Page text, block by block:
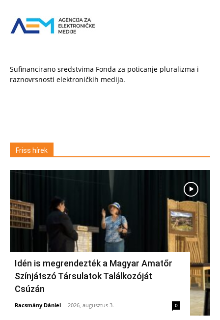
Sufinancirano sredstvima Fonda za poticanje pluralizma i
raznovrsnosti elektroničkih medija.
Friss hírek
Idén is megrendezték a Magyar Amatőr
Színjátszó Társulatok Találkozóját
Csúzán
Racsmány Dániel - 2026, augusztus 3. 0